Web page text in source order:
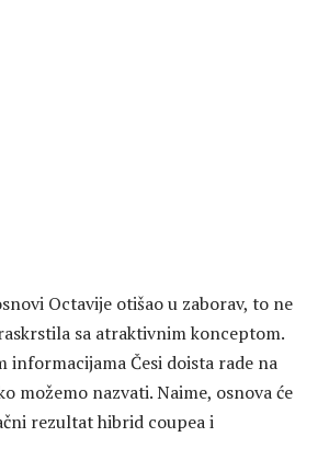
Octavije otišao u zaborav, to ne
sa atraktivnim konceptom.
informacijama Česi doista rade na
možemo nazvati. Naime, osnova će
rezultat hibrid coupea i